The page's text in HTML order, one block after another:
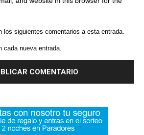
los siguientes comentarios a esta entrada.
cada nueva entrada.